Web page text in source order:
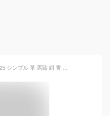
ネックレス メンズ シルバー925 シンプル 革 馬蹄 紺 青 蹄鉄 馬 蹄 ホースシュー 男性 チョーカー ひづめ レザー 革紐 ペンダント アクセサリー シルバーアクセサリー パワーストーン 天然石 人気 かっこいい おしゃれ お守り きれいめ プレゼント 30代 40代 50 代